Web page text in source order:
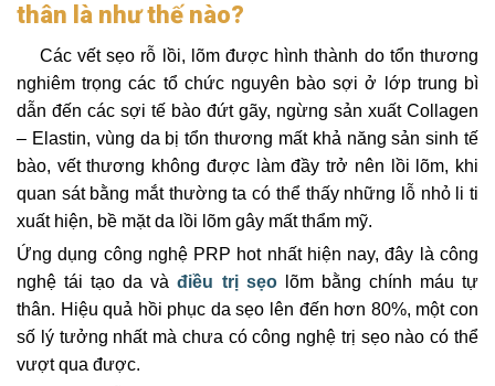
thân là như thế nào?
Các vết sẹo rỗ lồi, lõm được hình thành do tổn thương
nghiêm trọng các tổ chức nguyên bào sợi ở lớp trung bì
dẫn đến các sợi tế bào đứt gãy, ngừng sản xuất Collagen
– Elastin, vùng da bị tổn thương mất khả năng sản sinh tế
bào, vết thương không được làm đầy trở nên lồi lõm, khi
quan sát bằng mắt thường ta có thể thấy những lỗ nhỏ li ti
xuất hiện, bề mặt da lồi lõm gây mất thẩm mỹ.
Ứng dụng công nghệ PRP hot nhất hiện nay, đây là công
nghệ tái tạo da vàđiều trị sẹolõm bằng chính máu tự
thân. Hiệu quả hồi phục da sẹo lên đến hơn 80%, một con
số lý tưởng nhất mà chưa có công nghệ trị sẹo nào có thể
vượt qua được.